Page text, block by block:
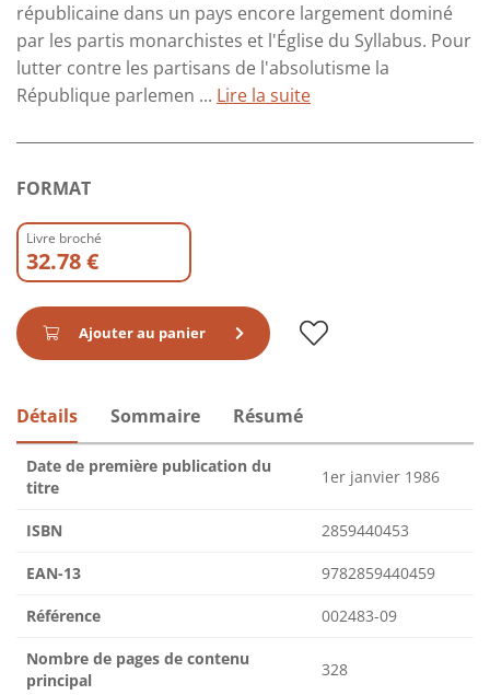
républicaine dans un pays encore largement dominé
par les partis monarchistes et l'Église du Syllabus. Pour
lutter contre les partisans de l'absolutisme la
République parlemen ... Lire la suite
FORMAT
Livre broché
32.78 €
Ajouter au panier
Détails Sommaire Résumé
Date de première publication du
titre
1er janvier 1986
ISBN 2859440453
EAN-13 9782859440459
Référence 002483-09
Nombre de pages de contenu
principal
328